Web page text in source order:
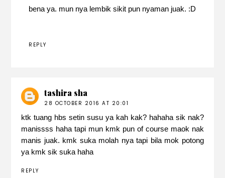
bena ya. mun nya lembik sikit pun nyaman juak. :D
REPLY
tashira sha
28 OCTOBER 2016 AT 20:01
ktk tuang hbs setin susu ya kah kak? hahaha sik nak?
manissss haha tapi mun kmk pun of course maok nak
manis juak. kmk suka molah nya tapi bila mok potong
ya kmk sik suka haha
REPLY